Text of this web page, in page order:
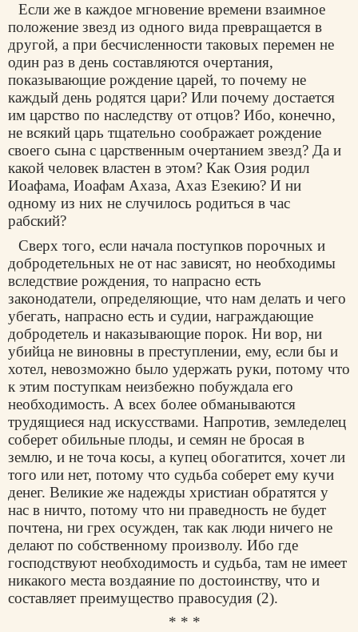
Если же в каждое мгновение времени взаимное
положение звезд из одного вида превращается в
другой, а при бесчисленности таковых перемен не
один раз в день составляются очертания,
показывающие рождение царей, то почему не
каждый день родятся цари? Или почему достается
им царство по наследству от отцов? Ибо, конечно,
не всякий царь тщательно соображает рождение
своего сына с царственным очертанием звезд? Да и
какой человек властен в этом? Как Озия родил
Иоафама, Иоафам Ахаза, Ахаз Езекию? И ни
одному из них не случилось родиться в час
рабский?
Сверх того, если начала поступков порочных и
добродетельных не от нас зависят, но необходимы
вследствие рождения, то напрасно есть
законодатели, определяющие, что нам делать и чего
убегать, напрасно есть и судии, награждающие
добродетель и наказывающие порок. Ни вор, ни
убийца не виновны в преступлении, ему, если бы и
хотел, невозможно было удержать руки, потому что
к этим поступкам неизбежно побуждала его
необходимость. А всех более обманываются
трудящиеся над искусствами. Напротив, земледелец
соберет обильные плоды, и семян не бросая в
землю, и не точа косы, а купец обогатится, хочет ли
того или нет, потому что судьба соберет ему кучи
денег. Великие же надежды христиан обратятся у
нас в ничто, потому что ни праведность не будет
почтена, ни грех осужден, так как люди ничего не
делают по собственному произволу. Ибо где
господствуют необходимость и судьба, там не имеет
никакого места воздаяние по достоинству, что и
составляет преимущество правосудия (2).
* * *